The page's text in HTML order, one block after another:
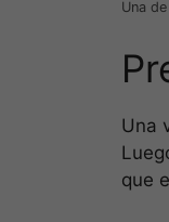
Una
Una
que